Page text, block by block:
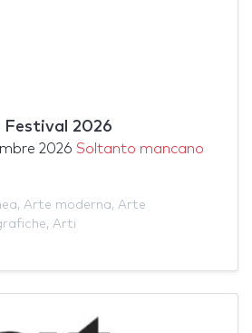
Festival 2026
2026 Soltanto mancano
, Arte moderna, Arte
, Arti